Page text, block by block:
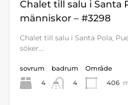
Chalet till salu i Santa
människor – #3298
Chalet till salu i Santa Pola,
söker…
sovrum
4
badrum
4
Område
406